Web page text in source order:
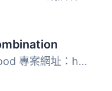
作者：Fahad Mahmood 專案網址：http://androidbubble.com/b...